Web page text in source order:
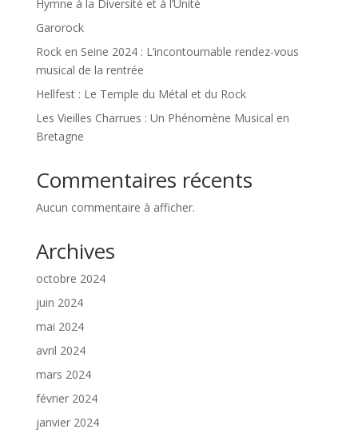
Hymne à la Diversité et à l’Unité
Garorock
Rock en Seine 2024 : L’incontournable rendez-vous
musical de la rentrée
Hellfest : Le Temple du Métal et du Rock
Les Vieilles Charrues : Un Phénomène Musical en
Bretagne
Commentaires récents
Aucun commentaire à afficher.
Archives
octobre 2024
juin 2024
mai 2024
avril 2024
mars 2024
février 2024
janvier 2024